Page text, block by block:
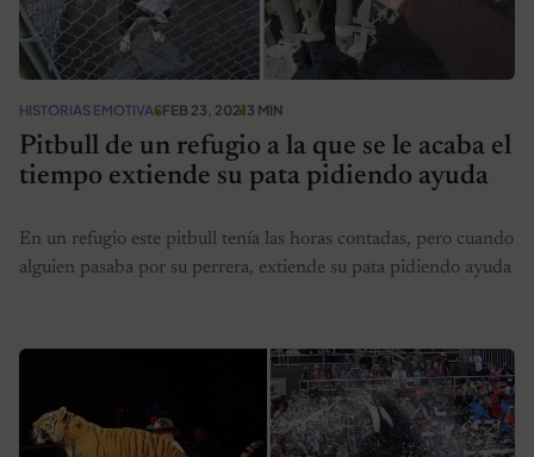
HISTORIAS EMOTIVASFEB 23, 20213 MIN
Pitbull de un refugio a la que se le acaba el
tiempo extiende su pata pidiendo ayuda
En un refugio este pitbull tenía las horas contadas, pero cuando
alguien pasaba por su perrera, extiende su pata pidiendo ayuda